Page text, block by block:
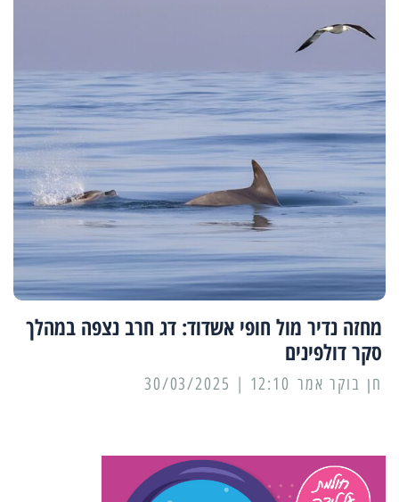
מחזה נדיר מול חופי אשדוד: דג חרב נצפה במהלך
סקר דולפינים
12:10 | 30/03/2025